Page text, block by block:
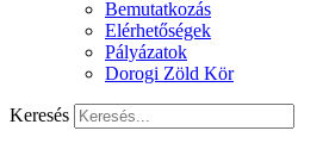
Bemutatkozás
Elérhetőségek
Pályázatok
Dorogi Zöld Kör
Keresés